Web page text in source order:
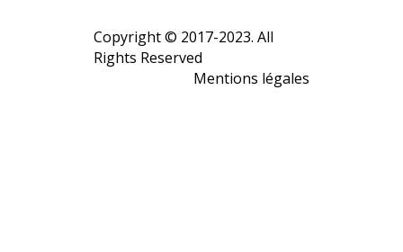
Copyright © 2017-2023. All
Rights Reserved
Mentions légales